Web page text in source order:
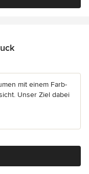
mit einem Farb-
Unser Ziel dabei